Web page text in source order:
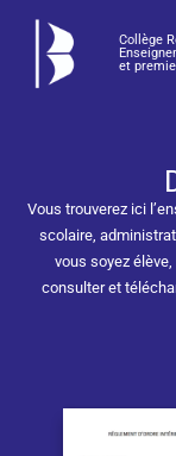
Collège
et
Vous trouverez ici
scolaire,
vous soyez
consulter et